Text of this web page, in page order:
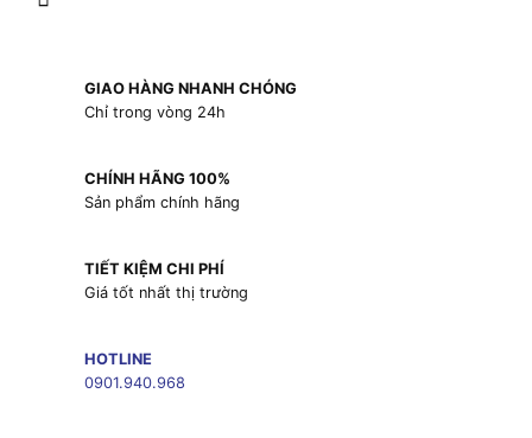
GIAO HÀNG NHANH CHÓNG
Chỉ trong vòng 24h
CHÍNH HÃNG 100%
Sản phẩm chính hãng
TIẾT KIỆM CHI PHÍ
Giá tốt nhất thị trường
HOTLINE
0901.940.968